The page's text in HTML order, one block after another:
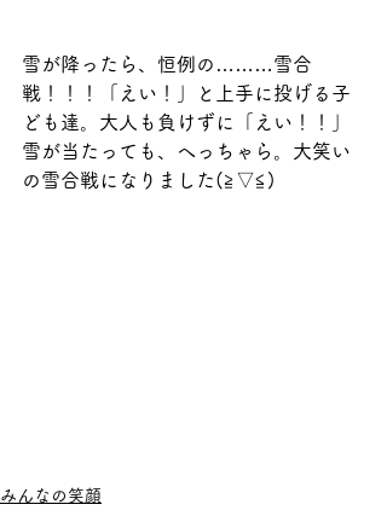
雪が降ったら、恒例の………雪合
戦！！！「えい！」と上手に投げる子
ども達。大人も負けずに「えい！！」
雪が当たっても、へっちゃら。大笑い
の雪合戦になりました(≧▽≦)
みんなの笑顔